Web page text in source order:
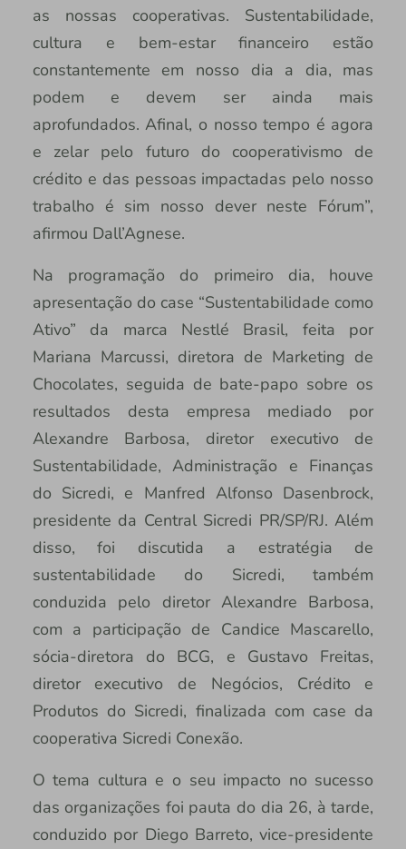
as nossas cooperativas. Sustentabilidade,
cultura e bem-estar financeiro estão
constantemente em nosso dia a dia, mas
podem e devem ser ainda mais
aprofundados. Afinal, o nosso tempo é agora
e zelar pelo futuro do cooperativismo de
crédito e das pessoas impactadas pelo nosso
trabalho é sim nosso dever neste Fórum”,
afirmou Dall’Agnese.
Na programação do primeiro dia, houve
apresentação do case “Sustentabilidade como
Ativo” da marca Nestlé Brasil, feita por
Mariana Marcussi, diretora de Marketing de
Chocolates, seguida de bate-papo sobre os
resultados desta empresa mediado por
Alexandre Barbosa, diretor executivo de
Sustentabilidade, Administração e Finanças
do Sicredi, e Manfred Alfonso Dasenbrock,
presidente da Central Sicredi PR/SP/RJ. Além
disso, foi discutida a estratégia de
sustentabilidade do Sicredi, também
conduzida pelo diretor Alexandre Barbosa,
com a participação de Candice Mascarello,
sócia-diretora do BCG, e Gustavo Freitas,
diretor executivo de Negócios, Crédito e
Produtos do Sicredi, finalizada com case da
cooperativa Sicredi Conexão.
O tema cultura e o seu impacto no sucesso
das organizações foi pauta do dia 26, à tarde,
conduzido por Diego Barreto, vice-presidente